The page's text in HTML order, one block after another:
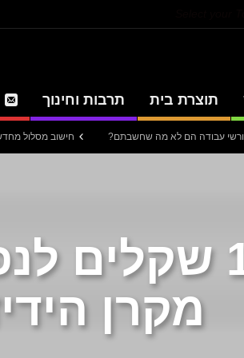
תוצרת בית תרבות וחינוך
חישוב מסלול מחדש: בין
160,000
מקרן